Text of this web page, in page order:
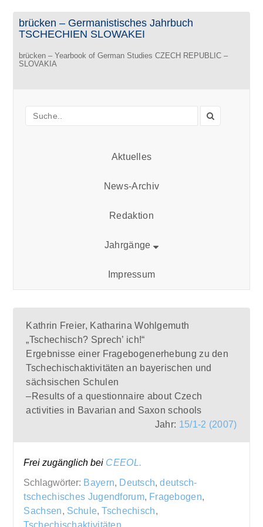
brücken – Germanistisches Jahrbuch
TSCHECHIEN SLOWAKEI
brücken – Yearbook of German Studies CZECH REPUBLIC –
SLOVAKIA
Aktuelles
News-Archiv
Redaktion
Jahrgänge
Impressum
Kathrin Freier, Katharina Wohlgemuth
„Tschechisch? Sprech’ ich!“
Ergebnisse einer Fragebogenerhebung zu den
Tschechischaktivitäten an bayerischen und
sächsischen Schulen
–Results of a questionnaire about Czech
activities in Bavarian and Saxon schools
Jahr: 15/1-2 (2007)
Frei zugänglich bei CEEOL.
Schlagwörter: Bayern, Deutsch,deutsch-
tschechisches Jugendforum, Fragebogen,
Sachsen, Schule,Tschechisch,
Tschechischaktivitäten